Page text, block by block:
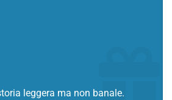
leggera ma non banale.